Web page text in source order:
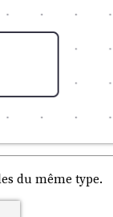
du même type.